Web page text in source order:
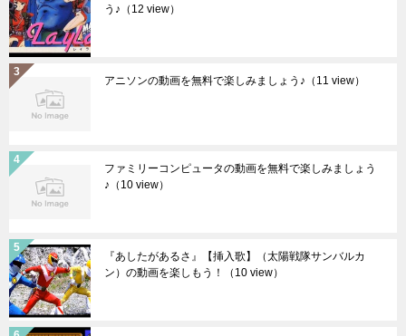
う♪ （12 view）
アニソンの動画を無料で楽しみましょう♪ （11 view）
ファミリーコンピュータの動画を無料で楽しみましょう
♪ （10 view）
『あしたがあるさ』【挿入歌】（太陽戦隊サンバルカ
ン）の動画を楽しもう！
（10 view）